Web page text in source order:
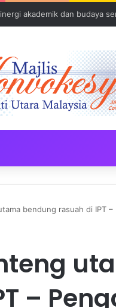
akademik dan budaya
bendung rasuah di IPT –
–